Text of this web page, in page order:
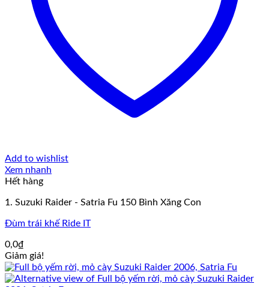
Add to wishlist
Xem nhanh
Hết hàng
1. Suzuki Raider - Satria Fu 150 Bình Xăng Con
Đùm trái khế Ride IT
0,0₫
Giảm giá!